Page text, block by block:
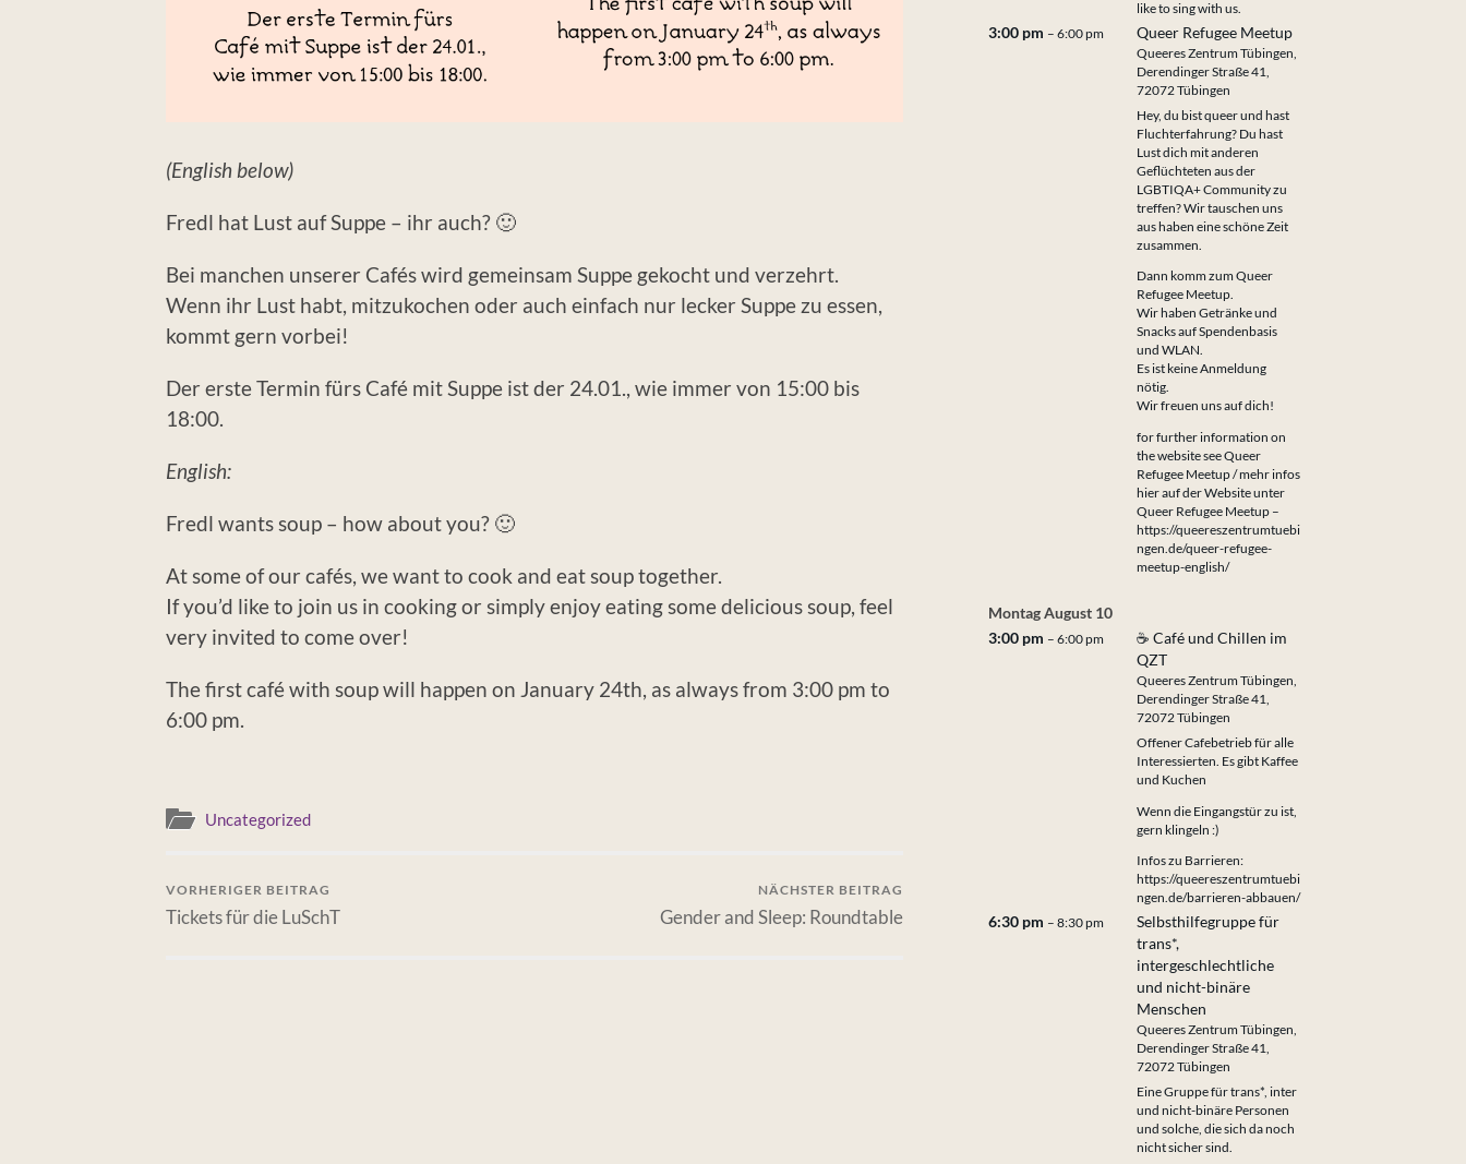
(English below)
Fredl hat Lust auf Suppe – ihr auch? 🙂
Bei manchen unserer Cafés wird gemeinsam Suppe gekocht und verzehrt.
Wenn ihr Lust habt, mitzukochen oder auch einfach nur lecker Suppe zu essen,
kommt gern vorbei!
Der erste Termin fürs Café mit Suppe ist der 24.01., wie immer von 15:00 bis
18:00.
English:
Fredl wants soup – how about you? 🙂
At some of our cafés, we want to cook and eat soup together.
If you’d like to join us in cooking or simply enjoy eating some delicious soup, feel
very invited to come over!
The first café with soup will happen on January 24th, as always from 3:00 pm to
6:00 pm.
Uncategorized
VORHERIGER BEITRAG
Tickets für die LuSchT
NÄCHSTER BEITRAG
Gender and Sleep: Roundtable
like to sing with us.
3:00 pm – 6:00 pm Queer Refugee Meetup
Queeres Zentrum Tübingen,
Derendinger Straße 41,
72072 Tübingen
Hey, du bist queer und hast
Fluchterfahrung? Du hast
Lust dich mit anderen
Geflüchteten aus der
LGBTIQA+ Community zu
treffen? Wir tauschen uns
aus haben eine schöne Zeit
zusammen.
Dann komm zum Queer
Refugee Meetup.
Wir haben Getränke und
Snacks auf Spendenbasis
und WLAN.
Es ist keine Anmeldung
nötig.
Wir freuen uns auf dich!
for further information on
the website see Queer
Refugee Meetup / mehr infos
hier auf der Website unter
Queer Refugee Meetup –
https://queereszentrumtuebi
ngen.de/queer-refugee-
meetup-english/
MontagAugust 10
3:00 pm – 6:00 pm
☕ Café und Chillen im
QZT
Queeres Zentrum Tübingen,
Derendinger Straße 41,
72072 Tübingen
Offener Cafebetrieb für alle
Interessierten. Es gibt Kaffee
und Kuchen
Wenn die Eingangstür zu ist,
gern klingeln :)
Infos zu Barrieren:
https://queereszentrumtuebi
ngen.de/barrieren-abbauen/
6:30 pm – 8:30 pm
Selbsthilfegruppe für
trans*,
intergeschlechtliche
und nicht-binäre
Menschen
Queeres Zentrum Tübingen,
Derendinger Straße 41,
72072 Tübingen
Eine Gruppe für trans*, inter
und nicht-binäre Personen
und solche, die sich da noch
nicht sicher sind.